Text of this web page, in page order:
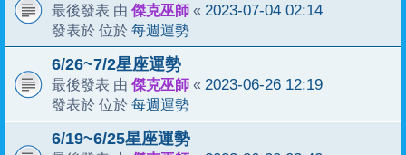
最後發表 由 傑克巫師 « 2023-07-04 02:14
發表於 位於 每週運勢
6/26~7/2星座運勢
最後發表 由 傑克巫師 « 2023-06-26 12:19
發表於 位於 每週運勢
6/19~6/25星座運勢